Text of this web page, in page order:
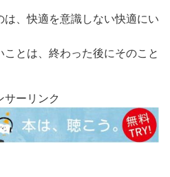
、快適を意識しない快適にい
とは、終わった後にそのこと
サーリンク